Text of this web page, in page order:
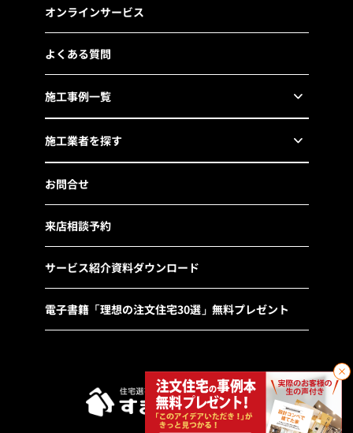
オンラインサービス
よくある質問
施工事例一覧
施工業者を探す
お問合せ
来店相談予約
サービス紹介資料ダウンロード
電子書籍「理想の注文住宅30選」無料プレゼント